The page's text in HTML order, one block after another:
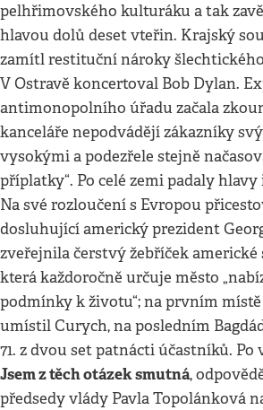
pelhřimovského kulturáku a tak
hlavou dolů deset vteřin. Krajský
zamítl restituční nároky
V Ostravě koncertoval Bob Dylan.
antimonopolního úřadu začala
kanceláře nepodvádějí zákazníky
vysokými a podezřele stejně
příplatky“. Po celé zemi padaly
Na své rozloučení s Evropou
dosluhující americký prezident
zveřejnila čerstvý žebříček americké
která každoročně určuje město
podmínky k životu“; na prvním
umístil Curych, na posledním
71. z dvou set patnácti účastníků. Po
Jsem z těch otázek smutná,
předsedy vlády Pavla Topolánková